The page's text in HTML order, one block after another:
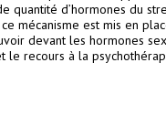
d’hormones du
mécanisme est mis en
devant les hormones
le recours à la